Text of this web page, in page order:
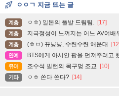
ㅇㅇㄱ 지금 뜨는 글
계층 ㅇㅎ) 일본의 풀발 드림팀. [17]
계층 지극정성이 느껴지는 어느 AV여배
계층 (ㅎㅂ) 뀨냥냥, 수련수련 해운대
연예 BTS에게 아시안 팝을 던져주려고
유머 조수석 빌런의 목구멍 조교 [10]
기타 ㅇㅎ 쏜다 쏜다? [14]